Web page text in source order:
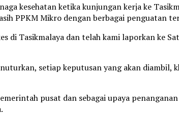
kesehatan ketika kunjungan kerja ke
PPKM Mikro dengan berbagai penguatan
di Tasikmalaya dan telah kami laporkan ke
setiap keputusan yang akan
pusat dan sebagai upaya